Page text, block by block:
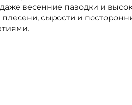
весенние паводки и
сырости и